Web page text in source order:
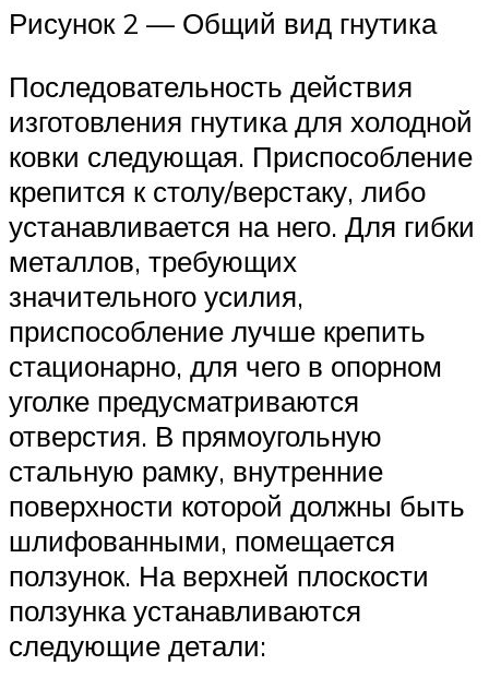
Рисунок 2 — Общий вид гнутика
Последовательность действия
изготовления гнутика для холодной
ковки следующая. Приспособление
крепится к столу/верстаку, либо
устанавливается на него. Для гибки
металлов, требующих
значительного усилия,
приспособление лучше крепить
стационарно, для чего в опорном
уголке предусматриваются
отверстия. В прямоугольную
стальную рамку, внутренние
поверхности которой должны быть
шлифованными, помещается
ползунок. На верхней плоскости
ползунка устанавливаются
следующие детали: